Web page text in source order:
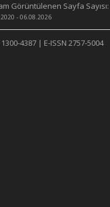
Görüntülenen Sayfa Sayısı:
- 06.08.2026
1300-4387 | E-ISSN 2757-5004